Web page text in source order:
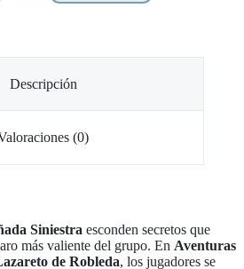
Descripción
(0)
Siniestra esconden secretos que
más valiente del grupo. En Aventuras
de Robleda, los jugadores se